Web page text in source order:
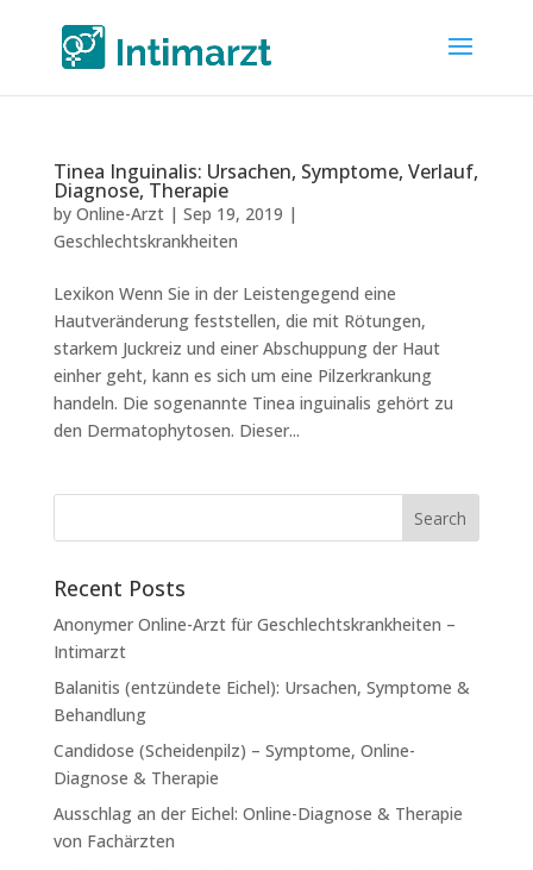
Tinea Inguinalis: Ursachen, Symptome, Verlauf,
Diagnose, Therapie
by Online-Arzt| Sep 19, 2019 |
Geschlechtskrankheiten
Lexikon Wenn Sie in der Leistengegend eine
Hautveränderung feststellen, die mit Rötungen,
starkem Juckreiz und einer Abschuppung der Haut
einher geht, kann es sich um eine Pilzerkrankung
handeln. Die sogenannte Tinea inguinalis gehört zu
den Dermatophytosen. Dieser...
Recent Posts
Anonymer Online-Arzt für Geschlechtskrankheiten –
Intimarzt
Balanitis (entzündete Eichel): Ursachen, Symptome &
Behandlung
Candidose (Scheidenpilz) – Symptome, Online-
Diagnose & Therapie
Ausschlag an der Eichel: Online-Diagnose & Therapie
von Fachärzten